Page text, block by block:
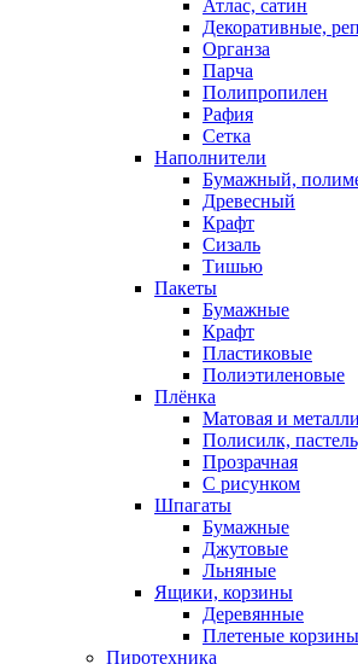
Атлас, сатин
Декоративные,
Органза
Парча
Полипропилен
Рафия
Сетка
Наполнители
Бумажный,
Древесный
Крафт
Сизаль
Тишью
Пакеты
Бумажные
Крафт
Пластиковые
Полиэтиленовые
Плёнка
Матовая и
Полисилк,
Прозрачная
С рисунком
Шпагаты
Бумажные
Джутовые
Льняные
Ящики, корзины
Деревянные
Плетеные корзины
Пиротехника